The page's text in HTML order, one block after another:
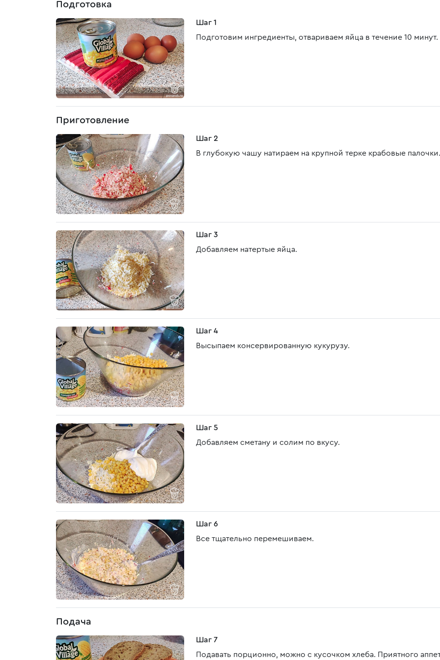
Подготовка
Шаг 1
Подготовим ингредиенты, отвариваем яйца в течение 10 минут.
Приготовление
Шаг 2
В глубокую чашу натираем на крупной терке крабовые палочки.
Шаг 3
Добавляем натертые яйца.
Шаг 4
Высыпаем консервированную кукурузу.
Шаг 5
Добавляем сметану и солим по вкусу.
Шаг 6
Все тщательно перемешиваем.
Подача
Шаг 7
Подавать порционно, можно с кусочком хлеба. Приятного